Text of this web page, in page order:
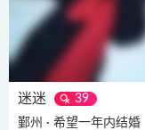
迷迷
39
鄞州 · 希望一年内结婚